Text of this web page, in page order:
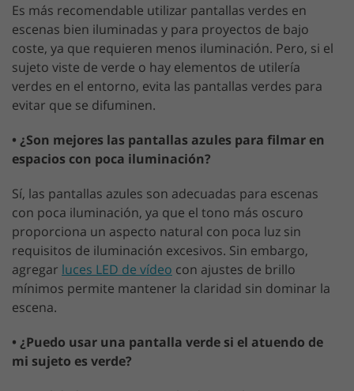
Es más recomendable utilizar pantallas verdes en
escenas bien iluminadas y para proyectos de bajo
coste, ya que requieren menos iluminación. Pero, si el
sujeto viste de verde o hay elementos de utilería
verdes en el entorno, evita las pantallas verdes para
evitar que se difuminen.
• ¿Son mejores las pantallas azules para filmar en
espacios con poca iluminación?
Sí, las pantallas azules son adecuadas para escenas
con poca iluminación, ya que el tono más oscuro
proporciona un aspecto natural con poca luz sin
requisitos de iluminación excesivos. Sin embargo,
agregar luces LED de vídeo con ajustes de brillo
mínimos permite mantener la claridad sin dominar la
escena.
• ¿Puedo usar una pantalla verde si el atuendo de
mi sujeto es verde?